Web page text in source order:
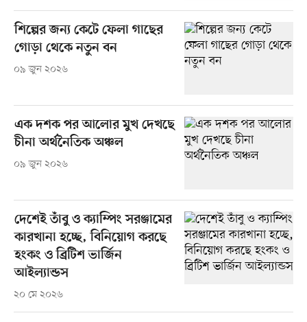
শিল্পের জন্য কেটে ফেলা গাছের
গোড়া থেকে নতুন বন
০৯ জুন ২০২৬
এক দশক পর আলোর মুখ দেখছে
চীনা অর্থনৈতিক অঞ্চল
০৯ জুন ২০২৬
দেশেই তাঁবু ও ক্যাম্পিং সরঞ্জামের
কারখানা হচ্ছে, বিনিয়োগ করছে
হংকং ও ব্রিটিশ ভার্জিন
আইল্যান্ডস
২০ মে ২০২৬